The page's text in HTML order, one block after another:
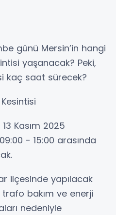
günü Mersin’in hangi
yaşanacak? Peki,
kaç saat sürecek?
Kasım 2025
- 15:00 arasında
ilçesinde yapılacak
bakım ve enerji
nedeniyle